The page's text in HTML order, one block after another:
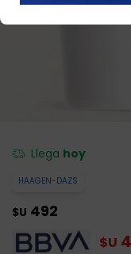
Llega hoy
HAAGEN-DAZS
$U 492
$U